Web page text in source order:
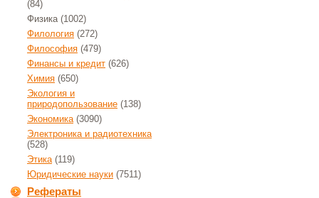
(84)
Физика(1002)
Филология (272)
Философия (479)
Финансы и кредит (626)
Химия (650)
Экология и
природопользование (138)
Экономика(3090)
Электроника и радиотехника
(528)
Этика(119)
Юридические науки (7511)
Рефераты